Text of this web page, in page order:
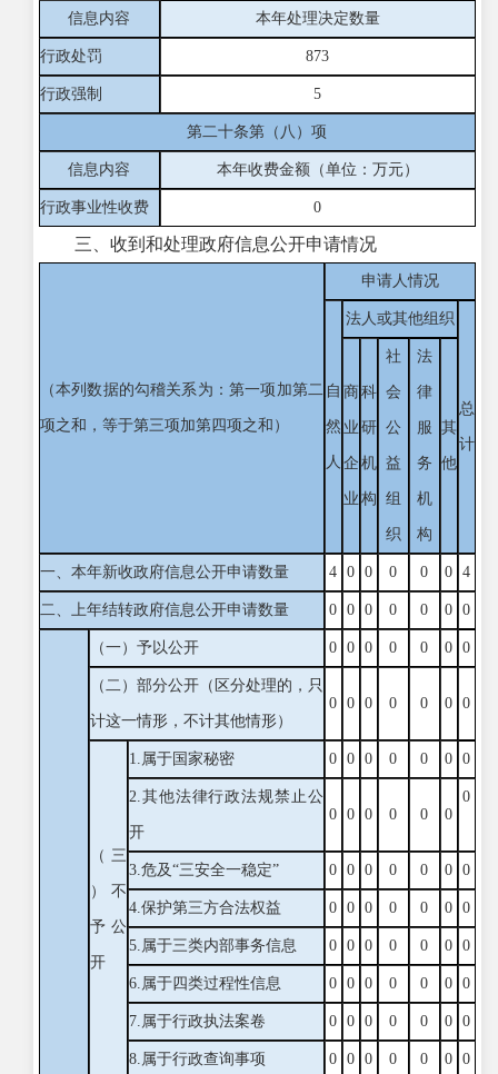
信息内容 本年处理决定数量
行政处罚 873
行政强制 5
第二十条第（八）项
信息内容 本年收费金额（单位：万元）
行政事业性收费 0
三、收到和处理政府信息公开申请情况
（本列数据的勾稽关系为：第一项加第二
项之和，等于第三项加第四项之和）
申请人情况
自
然
人
法人或其他组织
总
计
商
业
企
业
科
研
机
构
社
会
公
益
组
织
法
律
服
务
机
构
其
他
一、本年新收政府信息公开申请数量 4 0 0 0 0 0 4
二、上年结转政府信息公开申请数量 0 0 0 0 0 0 0
（一）予以公开 0 0 0 0 0 0 0
（二）部分公开（区分处理的，只
计这一情形，不计其他情形）
0 0 0 0 0 0 0
（三
）不
予公
开
1.属于国家秘密 0 0 0 0 0 0 0
2.其他法律行政法规禁止公
开
0 0 0 0 0 0
0
3.危及“三安全一稳定” 0 0 0 0 0 0 0
4.保护第三方合法权益 0 0 0 0 0 0 0
5.属于三类内部事务信息 0 0 0 0 0 0 0
6.属于四类过程性信息 0 0 0 0 0 0 0
7.属于行政执法案卷 0 0 0 0 0 0 0
8.属于行政查询事项 0 0 0 0 0 0 0